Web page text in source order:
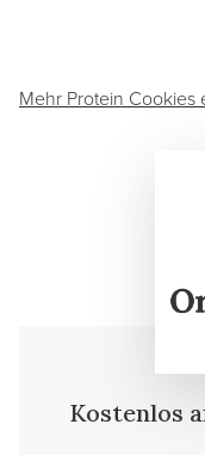
Mehr Protein Cookies
Kostenlos